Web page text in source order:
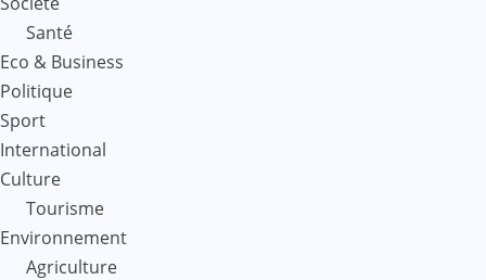
Santé
Eco & Business
Politique
Sport
International
Culture
Tourisme
Environnement
Agriculture